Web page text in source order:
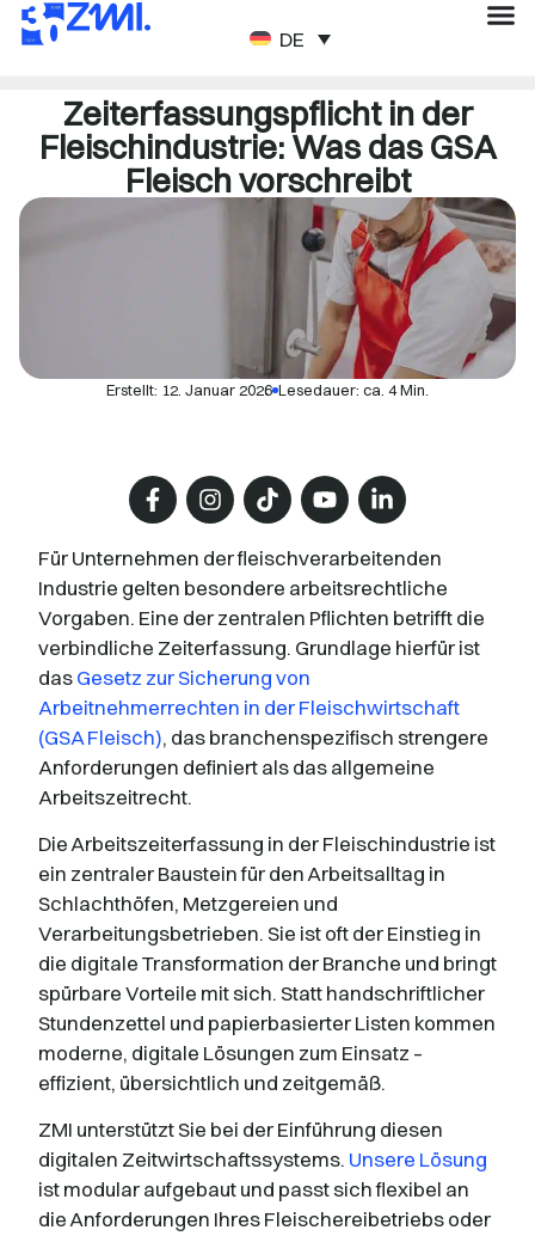
DEUTSCH
Zeiterfassungspflicht in der
Fleischindustrie: Was das GSA
Fleisch vorschreibt
Erstellt: 12. Januar 2026 Lesedauer: ca. 4 Min.
Für Unternehmen der fleischverarbeitenden
Industrie gelten besondere arbeitsrechtliche
Vorgaben. Eine der zentralen Pflichten betrifft die
verbindliche Zeiterfassung. Grundlage hierfür ist
dasGesetz zur Sicherung von
Arbeitnehmerrechten in der Fleischwirtschaft
(GSA Fleisch), das branchenspezifisch strengere
Anforderungen definiert als das allgemeine
Arbeitszeitrecht.
Die Arbeitszeiterfassung in der Fleischindustrie ist
ein zentraler Baustein für den Arbeitsalltag in
Schlachthöfen, Metzgereien und
Verarbeitungsbetrieben. Sie ist oft der Einstieg in
die digitale Transformation der Branche und bringt
spürbare Vorteile mit sich. Statt handschriftlicher
Stundenzettel und papierbasierter Listen kommen
moderne, digitale Lösungen zum Einsatz –
effizient, übersichtlich und zeitgemäß.
ZMI unterstützt Sie bei der Einführung diesen
digitalen Zeitwirtschaftssystems. Unsere Lösung
ist modular aufgebaut und passt sich flexibel an
die Anforderungen Ihres Fleischereibetriebs oder